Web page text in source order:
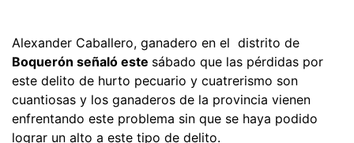
Alexander Caballero, ganadero en el distrito de
Boquerón señaló este sábado que las pérdidas por
este delito de hurto pecuario y cuatrerismo son
cuantiosas y los ganaderos de la provincia vienen
enfrentando este problema sin que se haya podido
lograr un alto a este tipo de delito.